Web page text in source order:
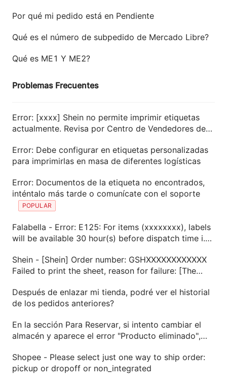
Por qué mi pedido está en Pendiente
Qué es el número de subpedido de Mercado Libre?
Qué es ME1 Y ME2?
Problemas Frecuentes
Error: [xxxx] Shein no permite imprimir etiquetas
actualmente. Revisa por Centro de Vendedores de
tarde
Error: Debe configurar en etiquetas personalizadas
para imprimirlas en masa de diferentes logísticas
Error: Documentos de la etiqueta no encontrados,
inténtalo más tarde o comunícate con el soporte
POPULAR
Falabella - Error: E125: For items (xxxxxxxx), labels
will be available 30 hour(s) before dispatch time i.e,
Shein - [Shein] Order number: GSHXXXXXXXXXXXX
Failed to print the sheet, reason for failure: [The
wait for it to be processed and try again!]
Después de enlazar mi tienda, podré ver el historial
de los pedidos anteriores?
En la sección Para Reservar, si intento cambiar el
almacén y aparece el error "Producto eliminado",
Shopee - Please select just one way to ship order:
pickup or dropoff or non_integrated